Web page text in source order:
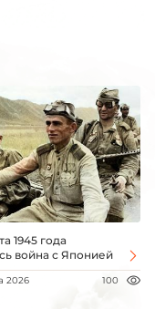
1945 года
война с Японией
2026 100